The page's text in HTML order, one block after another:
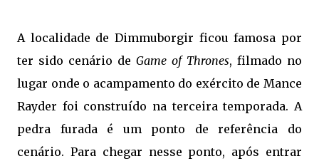
A localidade de Dimmuborgir ficou famosa por
ter sido cenário de Game of Thrones, filmado no
lugar onde o acampamento do exército de Mance
Rayder foi construído na terceira temporada. A
pedra furada é um ponto de referência do
cenário. Para chegar nesse ponto, após entrar